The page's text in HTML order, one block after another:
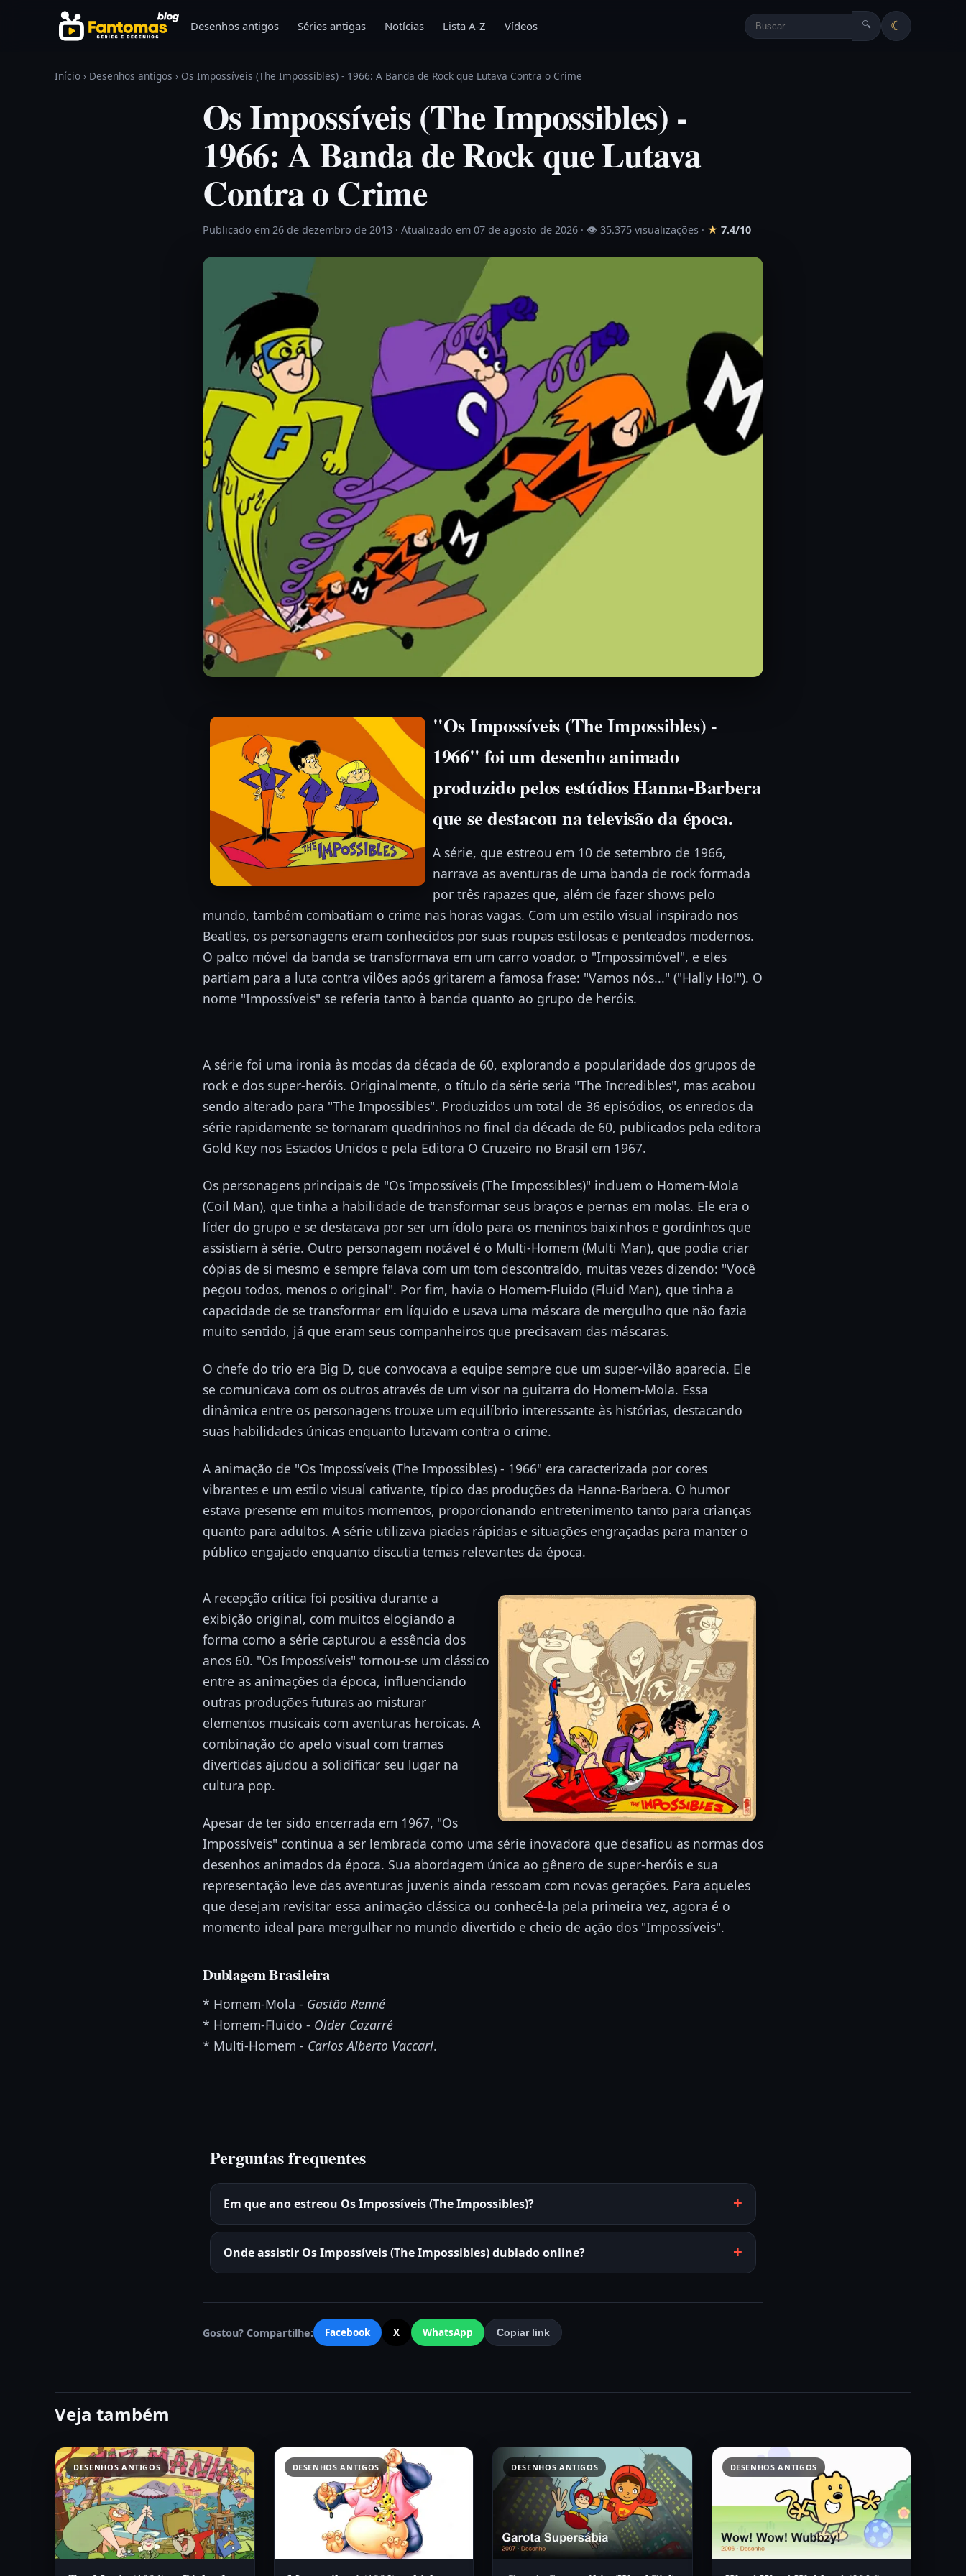
Pular para o conteúdo
Desenhos antigos Séries antigas Notícias Lista A-Z Vídeos 🔍 ☾
Início › Desenhos antigos › Os Impossíveis (The Impossibles) - 1966: A Banda de Rock que Lutava Contra o Crime
Os Impossíveis (The Impossibles) -
1966: A Banda de Rock que Lutava
Contra o Crime
Publicado em 26 de dezembro de 2013 · Atualizado em 07 de agosto de 2026 · 👁 35.375 visualizações · ★ 7.4/10
"Os Impossíveis (The Impossibles) -
1966" foi um desenho animado
produzido pelos estúdios Hanna-Barbera
que se destacou na televisão da época.
A série, que estreou em 10 de setembro de 1966,
narrava as aventuras de uma banda de rock formada
por três rapazes que, além de fazer shows pelo
mundo, também combatiam o crime nas horas vagas. Com um estilo visual inspirado nos
Beatles, os personagens eram conhecidos por suas roupas estilosas e penteados modernos.
O palco móvel da banda se transformava em um carro voador, o "Impossimóvel", e eles
partiam para a luta contra vilões após gritarem a famosa frase: "Vamos nós..." ("Hally Ho!"). O
nome "Impossíveis" se referia tanto à banda quanto ao grupo de heróis.
A série foi uma ironia às modas da década de 60, explorando a popularidade dos grupos de
rock e dos super-heróis. Originalmente, o título da série seria "The Incredibles", mas acabou
sendo alterado para "The Impossibles". Produzidos um total de 36 episódios, os enredos da
série rapidamente se tornaram quadrinhos no final da década de 60, publicados pela editora
Gold Key nos Estados Unidos e pela Editora O Cruzeiro no Brasil em 1967.
Os personagens principais de "Os Impossíveis (The Impossibles)" incluem o Homem-Mola
(Coil Man), que tinha a habilidade de transformar seus braços e pernas em molas. Ele era o
líder do grupo e se destacava por ser um ídolo para os meninos baixinhos e gordinhos que
assistiam à série. Outro personagem notável é o Multi-Homem (Multi Man), que podia criar
cópias de si mesmo e sempre falava com um tom descontraído, muitas vezes dizendo: "Você
pegou todos, menos o original". Por fim, havia o Homem-Fluido (Fluid Man), que tinha a
capacidade de se transformar em líquido e usava uma máscara de mergulho que não fazia
muito sentido, já que eram seus companheiros que precisavam das máscaras.
O chefe do trio era Big D, que convocava a equipe sempre que um super-vilão aparecia. Ele
se comunicava com os outros através de um visor na guitarra do Homem-Mola. Essa
dinâmica entre os personagens trouxe um equilíbrio interessante às histórias, destacando
suas habilidades únicas enquanto lutavam contra o crime.
A animação de "Os Impossíveis (The Impossibles) - 1966" era caracterizada por cores
vibrantes e um estilo visual cativante, típico das produções da Hanna-Barbera. O humor
estava presente em muitos momentos, proporcionando entretenimento tanto para crianças
quanto para adultos. A série utilizava piadas rápidas e situações engraçadas para manter o
público engajado enquanto discutia temas relevantes da época.
A recepção crítica foi positiva durante a
exibição original, com muitos elogiando a
forma como a série capturou a essência dos
anos 60. "Os Impossíveis" tornou-se um clássico
entre as animações da época, influenciando
outras produções futuras ao misturar
elementos musicais com aventuras heroicas. A
combinação do apelo visual com tramas
divertidas ajudou a solidificar seu lugar na
cultura pop.
Apesar de ter sido encerrada em 1967, "Os
Impossíveis" continua a ser lembrada como uma série inovadora que desafiou as normas dos
desenhos animados da época. Sua abordagem única ao gênero de super-heróis e sua
representação leve das aventuras juvenis ainda ressoam com novas gerações. Para aqueles
que desejam revisitar essa animação clássica ou conhecê-la pela primeira vez, agora é o
momento ideal para mergulhar no mundo divertido e cheio de ação dos "Impossíveis".
Dublagem Brasileira
* Homem-Mola - Gastão Renné
* Homem-Fluido - Older Cazarré
* Multi-Homem - Carlos Alberto Vaccari.
Perguntas frequentes
Em que ano estreou Os Impossíveis (The Impossibles)?
Onde assistir Os Impossíveis (The Impossibles) dublado online?
Gostou? Compartilhe: Facebook X WhatsApp Copiar link
Veja também
DESENHOS ANTIGOS DESENHOS ANTIGOS DESENHOS ANTIGOS DESENHOS ANTIGOS